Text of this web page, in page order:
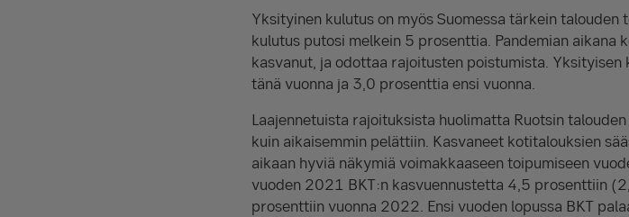
Yksityinen kulutus on myös Suomessa tärkein
kulutus putosi melkein 5 prosenttia. Pandemian aikana
kasvanut, ja odottaa rajoitusten poistumista.
tänä vuonna ja 3,0 prosenttia ensi vuonna.
Laajennetuista rajoituksista huolimatta Ruotsin
kuin aikaisemmin pelättiin. Kasvaneet kotitalouksien
aikaan hyviä näkymiä voimakkaaseen toipumiseen
vuoden 2021 BKT:n kasvuennustetta 4,5 prosenttiin
prosenttiin vuonna 2022. Ensi vuoden lopussa BKT